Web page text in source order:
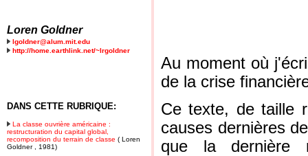
Loren Goldner
lgoldner@alum.mit.edu
http://home.earthlink.net/~lrgoldner
DANS CETTE RUBRIQUE:
La classe ouvrière américaine :
restructuration du capital global,
recomposition du terrain de classe ( Loren
Goldner , 1981)
Au moment où
de la crise
Ce texte, de taille
causes dernières
que la dernière